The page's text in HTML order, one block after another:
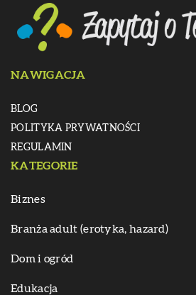
NAWIGACJA
BLOG
POLITYKA PRYWATNOŚCI
REGULAMIN
KATEGORIE
Biznes
Branża adult (erotyka, hazard)
Dom i ogród
Edukacja